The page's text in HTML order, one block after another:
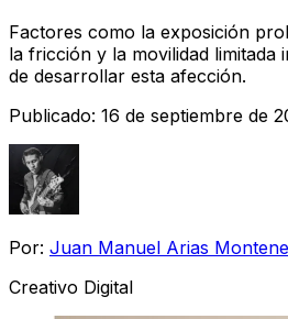
Factores como la exposición
la fricción y la movilidad limitada
de desarrollar esta afección.
Publicado: 16 de septiembre de
Por: Juan Manuel Arias
Creativo Digital